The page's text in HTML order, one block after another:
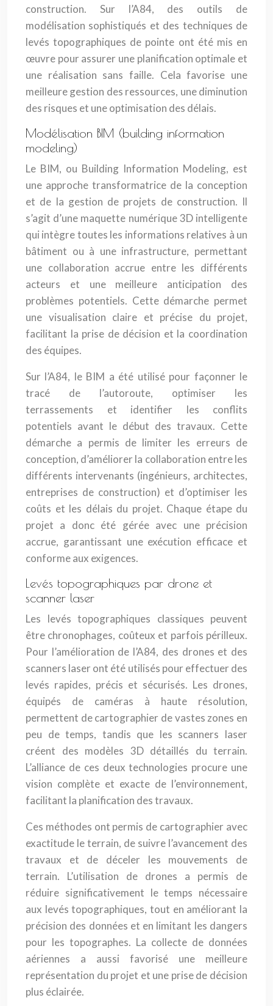
construction. Sur l’A84, des outils de
modélisation sophistiqués et des techniques de
levés topographiques de pointe ont été mis en
œuvre pour assurer une planification optimale et
une réalisation sans faille. Cela favorise une
meilleure gestion des ressources, une diminution
des risques et une optimisation des délais.
Modélisation BIM (building information
modeling)
Le BIM, ou Building Information Modeling, est
une approche transformatrice de la conception
et de la gestion de projets de construction. Il
s’agit d’une maquette numérique 3D intelligente
qui intègre toutes les informations relatives à un
bâtiment ou à une infrastructure, permettant
une collaboration accrue entre les différents
acteurs et une meilleure anticipation des
problèmes potentiels. Cette démarche permet
une visualisation claire et précise du projet,
facilitant la prise de décision et la coordination
des équipes.
Sur l’A84, le BIM a été utilisé pour façonner le
tracé de l’autoroute, optimiser les
terrassements et identifier les conflits
potentiels avant le début des travaux. Cette
démarche a permis de limiter les erreurs de
conception, d’améliorer la collaboration entre les
différents intervenants (ingénieurs, architectes,
entreprises de construction) et d’optimiser les
coûts et les délais du projet. Chaque étape du
projet a donc été gérée avec une précision
accrue, garantissant une exécution efficace et
conforme aux exigences.
Levés topographiques par drone et
scanner laser
Les levés topographiques classiques peuvent
être chronophages, coûteux et parfois périlleux.
Pour l’amélioration de l’A84, des drones et des
scanners laser ont été utilisés pour effectuer des
levés rapides, précis et sécurisés. Les drones,
équipés de caméras à haute résolution,
permettent de cartographier de vastes zones en
peu de temps, tandis que les scanners laser
créent des modèles 3D détaillés du terrain.
L’alliance de ces deux technologies procure une
vision complète et exacte de l’environnement,
facilitant la planification des travaux.
Ces méthodes ont permis de cartographier avec
exactitude le terrain, de suivre l’avancement des
travaux et de déceler les mouvements de
terrain. L’utilisation de drones a permis de
réduire significativement le temps nécessaire
aux levés topographiques, tout en améliorant la
précision des données et en limitant les dangers
pour les topographes. La collecte de données
aériennes a aussi favorisé une meilleure
représentation du projet et une prise de décision
plus éclairée.